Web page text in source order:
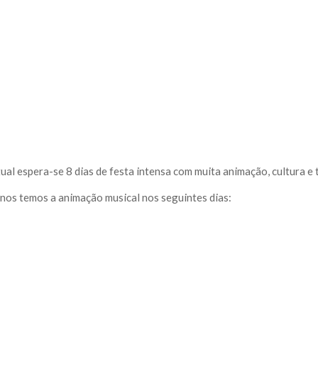
espera-se 8 dias de festa intensa com muita animação, cultura e
temos a animação musical nos seguintes dias: